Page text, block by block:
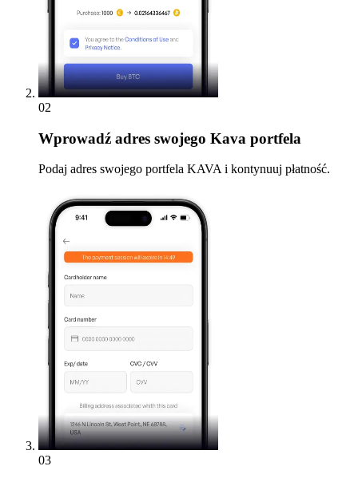
02
Wprowadź adres swojego Kava portfela
Podaj adres swojego portfela KAVA i kontynuuj płatność.
03